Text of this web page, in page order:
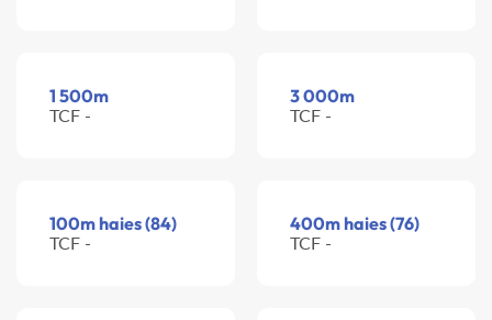
1 500m
TCF -
3 000m
TCF -
100m haies (84)
TCF -
400m haies (76)
TCF -